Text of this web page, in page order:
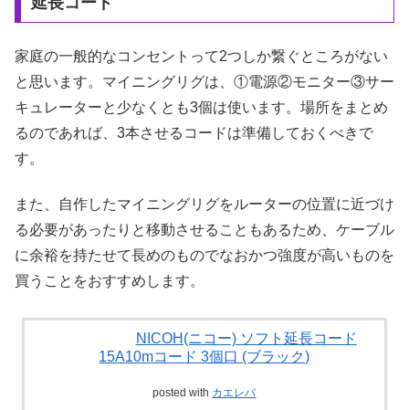
家庭の一般的なコンセントって2つしか繋ぐところがない
と思います。マイニングリグは、①電源②モニター③サー
キュレーターと少なくとも3個は使います。場所をまとめ
るのであれば、3本させるコードは準備しておくべきで
す。
また、自作したマイニングリグをルーターの位置に近づけ
る必要があったりと移動させることもあるため、ケーブル
に余裕を持たせて長めのものでなおかつ強度が高いものを
買うことをおすすめします。
NICOH(ニコー) ソフト延長コード
15A10mコード 3個口 (ブラック)
posted with カエレバ